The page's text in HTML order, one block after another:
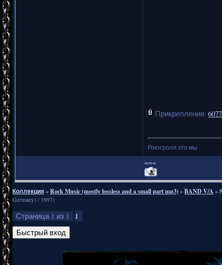
Прикрепления:
Рок'н'ролл это мы
===
Коллекция»Rock Music (mostly lossless and a small part mp3)»BAND V/A »
Germany) / 1997)
Страница 1 из 1 1